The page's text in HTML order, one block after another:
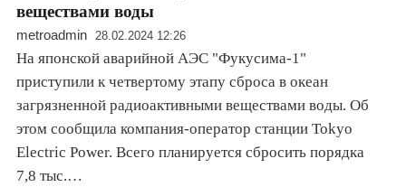
веществами воды
metroadmin 28.02.2024 12:26
На японской аварийной АЭС "Фукусима-1"
приступили к четвертому этапу сброса в океан
загрязненной радиоактивными веществами воды. Об
этом сообщила компания-оператор станции Tokyo
Electric Power. Всего планируется сбросить порядка
7,8 тыс.…